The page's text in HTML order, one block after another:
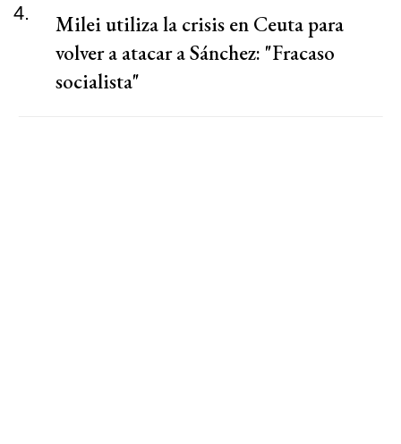
4.
Milei utiliza la crisis en Ceuta para
volver a atacar a Sánchez: "Fracaso
socialista"